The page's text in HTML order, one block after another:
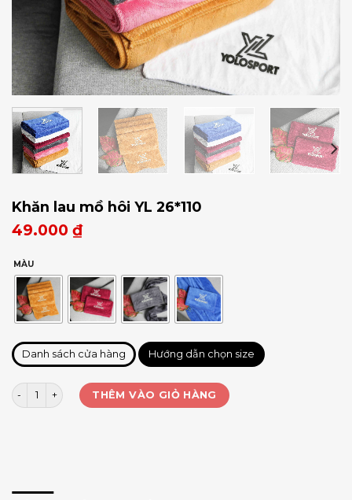
Khăn lau mồ hôi YL 26*110
49.000 ₫
MÀU
Danh sách cửa hàng Hướng dẫn chọn size
Khăn lau mồ hôi YL 26*110 số lượng
THÊM VÀO GIỎ HÀNG